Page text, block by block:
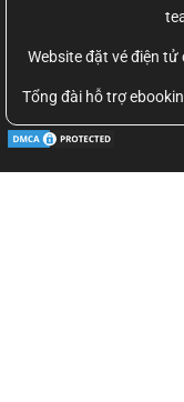
Website đặt vé điện
Tổng đài hỗ trợ